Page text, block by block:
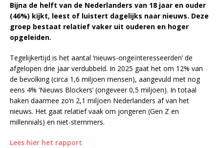
Bijna de helft van de Nederlanders van 18 jaar en ouder
(46%) kijkt, leest of luistert dagelijks naar nieuws. Deze
groep bestaat relatief vaker uit ouderen en hoger
opgeleiden.
Tegelijkertijd is het aantal ‘nieuws-ongeïnteresseerden’ de
afgelopen drie jaar verdubbeld. In 2025 gaat het om 12% van
de bevolking (circa 1,6 miljoen mensen), aangevuld met nog
eens 4% ‘Nieuws Blockers’ (ongeveer 0,5 miljoen). In totaal
haken daarmee zo’n 2,1 miljoen Nederlanders af van het
nieuws. Het gaat relatief vaak om jongeren (Gen Z en
millennials) en niet-stemmers.
Lees hier het rapport